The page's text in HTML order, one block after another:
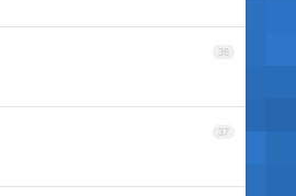
36
37